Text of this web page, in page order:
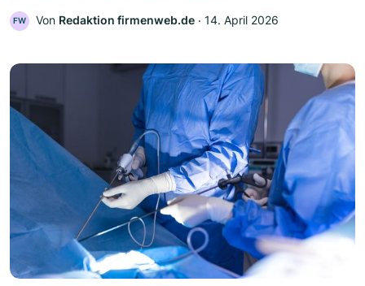
FW Von Redaktion firmenweb.de ‧ 14. April 2026